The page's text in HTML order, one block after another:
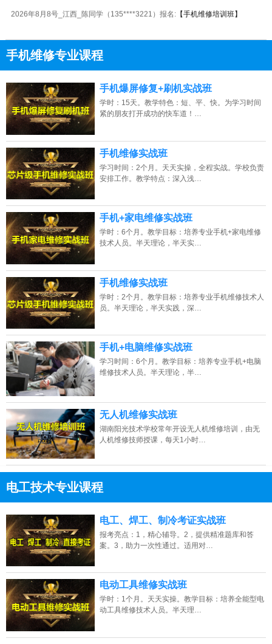
2026年8月8号_江西_陈同学（135****3221）报名: 【手机维修培训班】
2026年8月8号_广东_胡同学（181****8657）报名:
2026年8月8号_海南_苏同学（132****8107）报名:【手机维修培训班】
2026年8月8号_广东_朱同学（181****6342）报名: 【手机维修培训班】
2026年8月8号_湖南_谭同学（153****6904）报名:
2026年8月8号_浙江_陈同学（130****1820）报名:
2026年8月8号_安徽_王同学（138****1606）报名:【手机维修培训班】
手机维修专业课程
点击免费咨询电话：13807313137
手机爆屏修复+刷机实战班
学时：15天。教学特色：短、平、快。为学习时间
紧的朋友打开成功的快车道！…
手机维修实战班
学习时间：2个月。天天实操，全程实战。学校负责
安排工作。教学特点：深入浅…
手机+家电维修实战班
学时：6个月。教学目标：培养专业手机+家电维修
技术人员。半天理论，半天实…
手机维修实战班
学时：2个月。教学目标：培养专业手机维修技术人
员。半天理论，半天实践，深…
手机+电脑维修实战班
学习时间：6个月。教学目标：培养专业手机+电脑
维修技术人员。半天理论，半…
无人机维修实战班
湖南阳光技术学校常年开设无人机维修培训，由无
人机维修技师授课，每天1小时…
电工技术专业课程
点击免费咨询电话：13807313137
电工、焊工、制冷考证实战班
报考亮点：1，精心辅导。2，提供精准题库和答
案。3，助力一次性通过。适用对…
电动工具维修实战班
学时：1个月。天天实操。教学目标：培养全能型电
动工具维修技术人员。半天理…